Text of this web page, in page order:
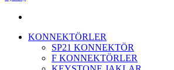
KONNEKTÖRLER
SP21 KONNEKTÖR
F KONNEKTÖRLER